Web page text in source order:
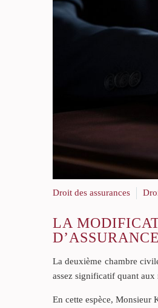
Droit des assurances
LA
La deuxième chambre
assez significatif quant aux
En cette espèce, Monsieur